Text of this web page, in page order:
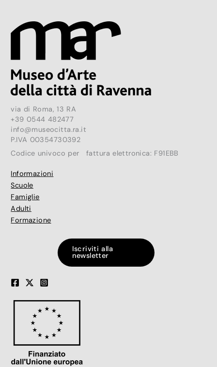
via di Roma, 13 RA
+39 0544 482477
info@museocitta.ra.it
P.IVA 00354730392
Codice univoco per fattura elettronica: F91EBB
Informazioni
Scuole
Famiglie
Adulti
Formazione
Iscriviti alla
newsletter